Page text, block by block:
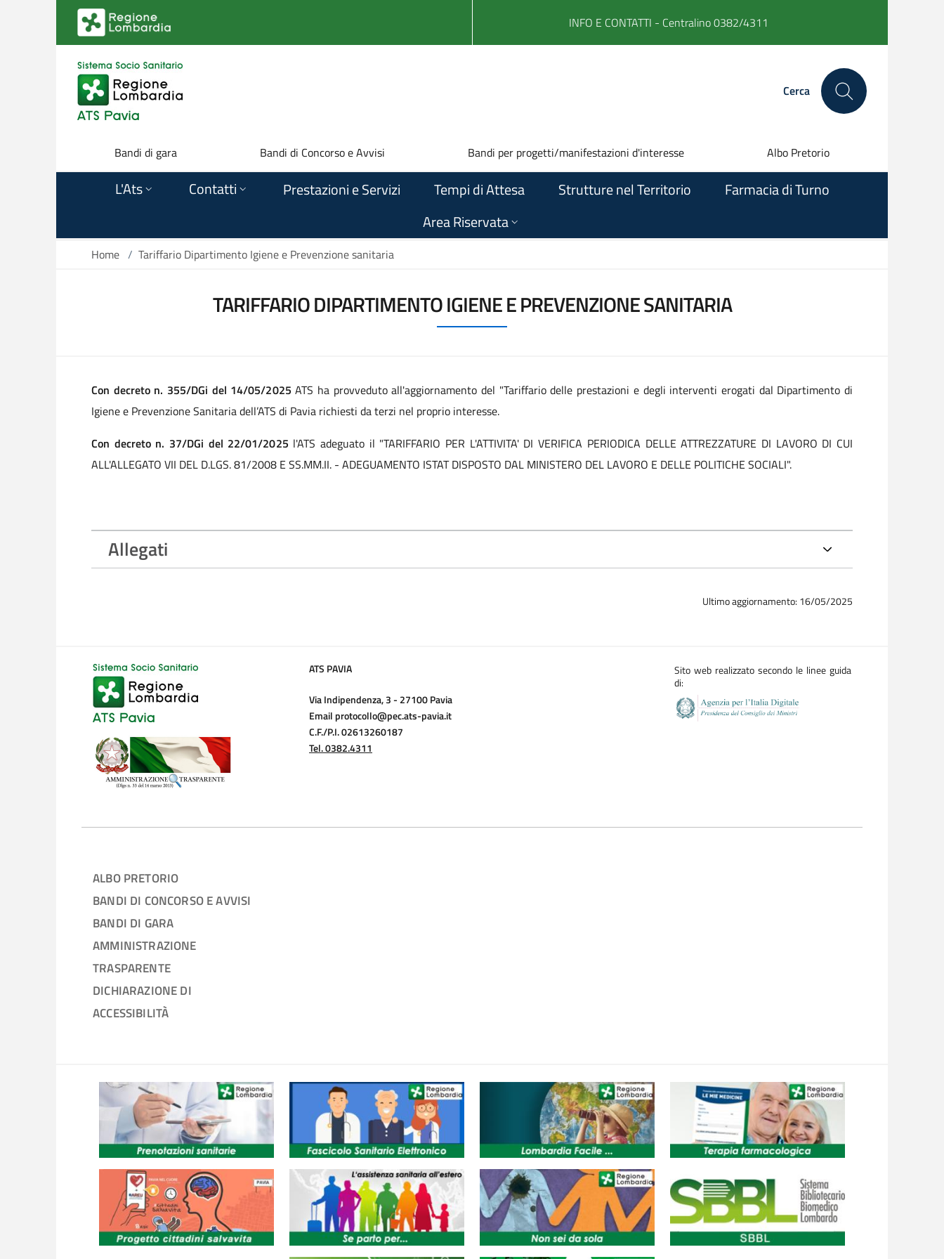
Salta al contenuto principale
INFO E CONTATTI - Centralino 0382/4311
Cerca
Bandi di gara Bandi di Concorso e Avvisi Bandi per progetti/manifestazioni d'interesse Albo Pretorio
L'Ats Contatti Prestazioni e Servizi Tempi di Attesa Strutture nel Territorio
Farmacia di Turno
Area Riservata
Home / Tariffario Dipartimento Igiene e Prevenzione sanitaria
TARIFFARIO DIPARTIMENTO IGIENE E PREVENZIONE SANITARIA
Con decreto n. 355/DGi del 14/05/2025ATS ha provveduto all'aggiornamento del "Tariffario delle prestazioni e degli interventi erogati dal Dipartimento di
Igiene e Prevenzione Sanitaria dell’ATS di Pavia richiesti da terzi nel proprio interesse.
Con decreto n. 37/DGi del 22/01/2025 l'ATS adeguato il "TARIFFARIO PER L'ATTIVITA' DI VERIFICA PERIODICA DELLE ATTREZZATURE DI LAVORO DI CUI
ALL'ALLEGATO VII DEL D.LGS. 81/2008 E SS.MM.II. - ADEGUAMENTO ISTAT DISPOSTO DAL MINISTERO DEL LAVORO E DELLE POLITICHE SOCIALI".
Allegati
Ultimo aggiornamento: 16/05/2025
ATS PAVIA
Via Indipendenza, 3 - 27100 Pavia
Email protocollo@pec.ats-pavia.it
C.F./P.I. 02613260187
Tel. 0382.4311
Sito web realizzato secondo le linee guida
di:
ALBO PRETORIO
BANDI DI CONCORSO E AVVISI
BANDI DI GARA
AMMINISTRAZIONE
TRASPARENTE
DICHIARAZIONE DI
ACCESSIBILITÀ